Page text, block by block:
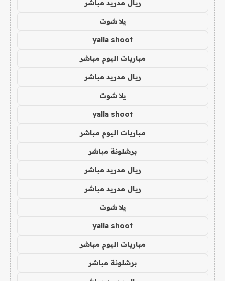
ريال مدريد مباشر
يلا شوت
yalla shoot
مباريات اليوم مباشر
ريال مدريد مباشر
يلا شوت
yalla shoot
مباريات اليوم مباشر
برشلونة مباشر
ريال مدريد مباشر
ريال مدريد مباشر
يلا شوت
yalla shoot
مباريات اليوم مباشر
برشلونة مباشر